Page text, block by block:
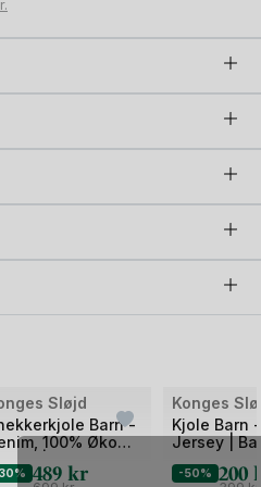
Sløjd
Barn -
100% Øko
Dress
489kr
Bilde
av
2
Konges
Kjole Barn
Jersey |
-50% 200